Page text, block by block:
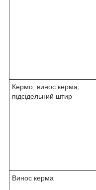
Кермо, винос керма,
підсідельний штир
Винос керма